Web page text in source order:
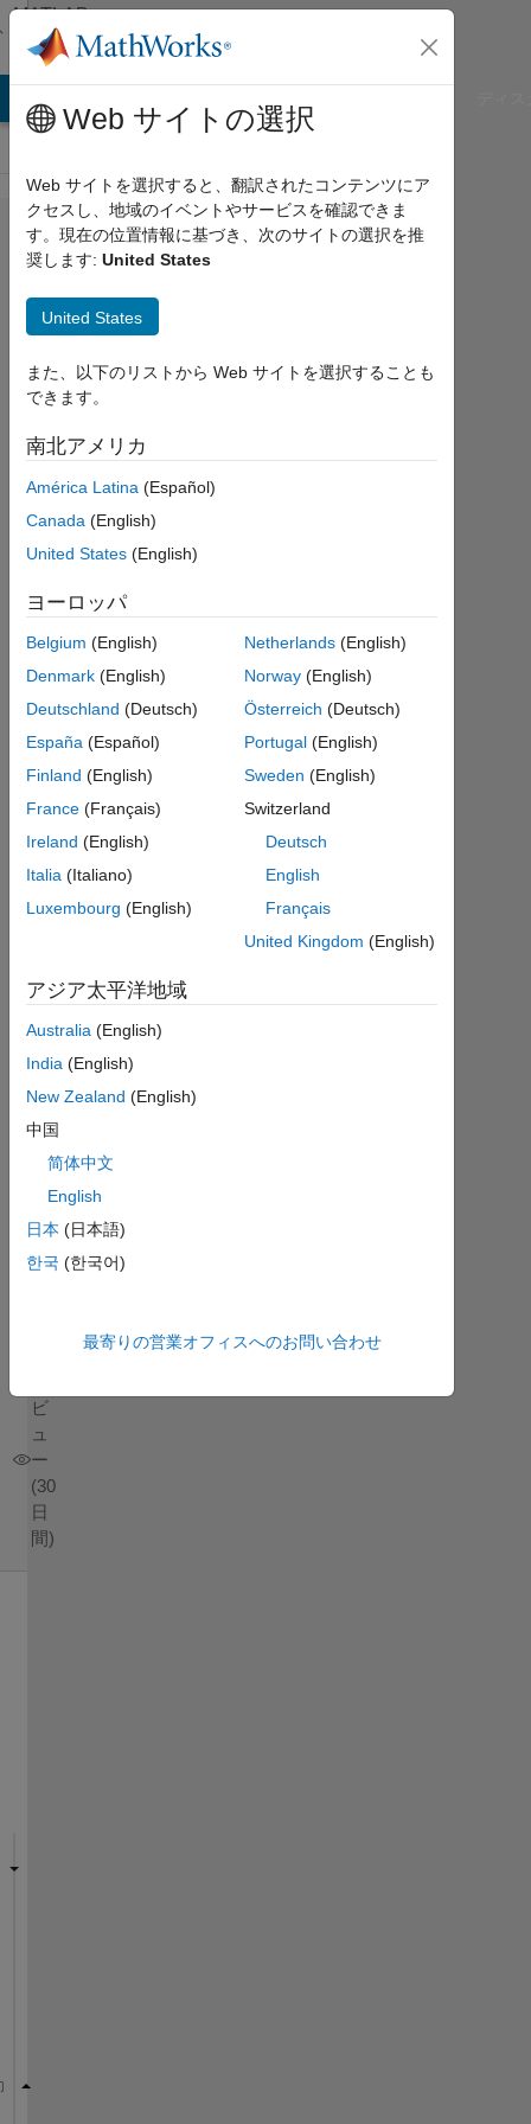
コンテンツへスキップ
MATLAB
Answers
Hello, I
am trying
to get the
X and Y
values
from a
Plot. This
plot is
generated
from a
the plot
represents
the
boundary
of an
image..
Joumana
2023
4 月
回
回
答
2023
4 月
ビ
ュ
ー
(30
日
間)
Web サイトの選択
Web サイトを選択すると、翻訳されたコンテンツにア
クセスし、地域のイベントやサービスを確認できま
す。現在の位置情報に基づき、次のサイトの選択を推
奨します: United States
United States
また、以下のリストから Web サイトを選択することも
できます。
南北アメリカ
América Latina (Español)
Canada (English)
United States (English)
ヨーロッパ
Belgium (English)
Denmark (English)
Deutschland (Deutsch)
España (Español)
Finland (English)
France (Français)
Ireland (English)
Italia (Italiano)
Luxembourg (English)
Netherlands (English)
Norway (English)
Österreich (Deutsch)
Portugal (English)
Sweden (English)
Switzerland
Deutsch
English
Français
United Kingdom (English)
アジア太平洋地域
Australia (English)
India (English)
New Zealand (English)
中国
简体中文
English
日本 (日本語)
한국 (한국어)
最寄りの営業オフィスへのお問い合わせ